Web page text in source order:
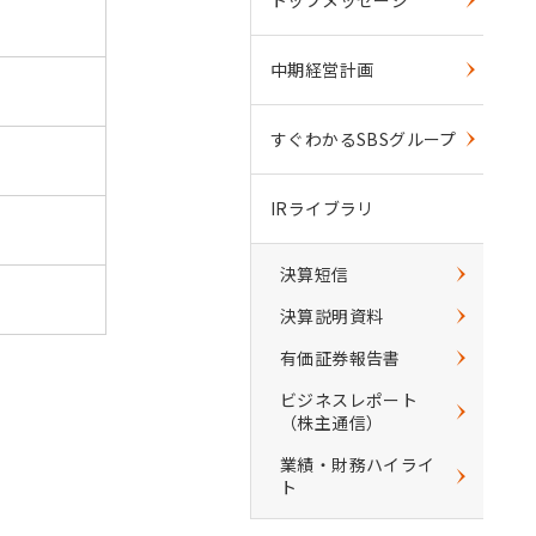
中期経営計画
すぐわかるSBSグループ
IRライブラリ
決算短信
決算説明資料
有価証券報告書
ビジネスレポート
（株主通信）
業績・財務ハイライ
ト